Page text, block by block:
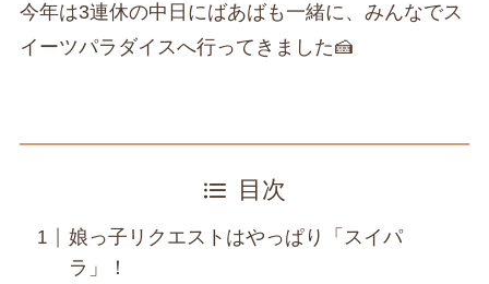
今年は3連休の中日にばあばも一緒に、みんなでス
イーツパラダイスへ行ってきました🍰
目次
娘っ子リクエストはやっぱり「スイパ
ラ」！